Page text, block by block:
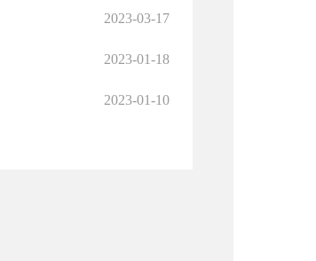
2023-03-17
2023-01-18
2023-01-10